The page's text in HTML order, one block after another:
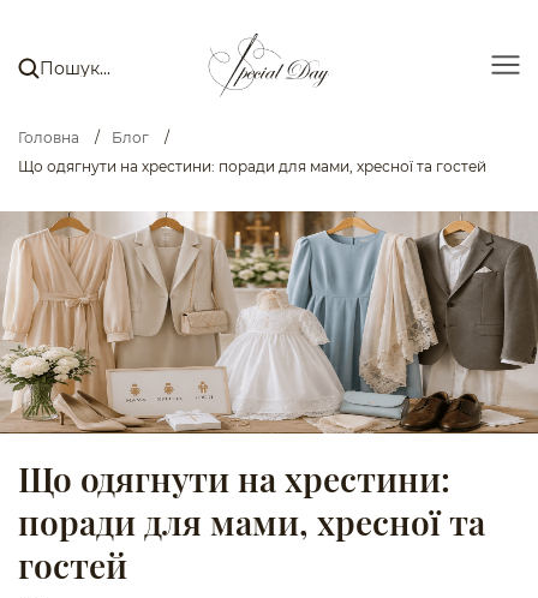
Головна / Блог
/
Що одягнути на хрестини: поради для мами, хресної та гостей
Що одягнути на хрестини:
поради для мами, хресної та
гостей